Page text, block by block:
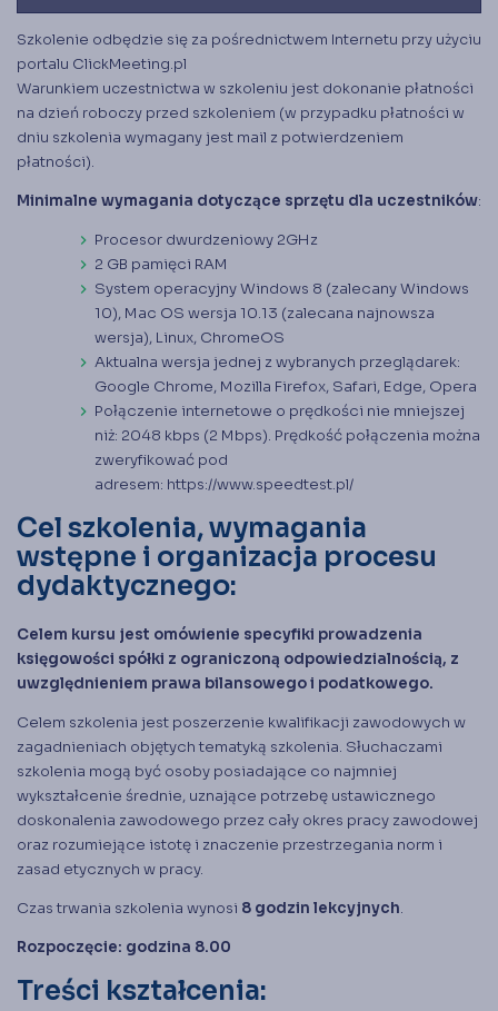
Szkolenie odbędzie się za pośrednictwem Internetu przy użyciu
portalu ClickMeeting.pl
Warunkiem uczestnictwa w szkoleniu jest dokonanie płatności
na dzień roboczy przed szkoleniem (w przypadku płatności w
dniu szkolenia wymagany jest mail z potwierdzeniem
płatności).
Minimalne wymagania dotyczące sprzętu dla uczestników:
Procesor dwurdzeniowy 2GHz
2 GB pamięci RAM
System operacyjny Windows 8 (zalecany Windows
10), Mac OS wersja 10.13 (zalecana najnowsza
wersja), Linux, ChromeOS
Aktualna wersja jednej z wybranych przeglądarek:
Google Chrome, Mozilla Firefox, Safari, Edge, Opera
Połączenie internetowe o prędkości nie mniejszej
niż: 2048 kbps (2 Mbps). Prędkość połączenia można
zweryfikować pod
adresem: https://www.speedtest.pl/
Cel szkolenia, wymagania
wstępne i organizacja procesu
dydaktycznego:
Celem kursu jest omówienie specyfiki prowadzenia
księgowości spółki z ograniczoną odpowiedzialnością, z
uwzględnieniem prawa bilansowego i podatkowego.
Celem szkolenia jest poszerzenie kwalifikacji zawodowych w
zagadnieniach objętych tematyką szkolenia. Słuchaczami
szkolenia mogą być osoby posiadające co najmniej
wykształcenie średnie, uznające potrzebę ustawicznego
doskonalenia zawodowego przez cały okres pracy zawodowej
oraz rozumiejące istotę i znaczenie przestrzegania norm i
zasad etycznych w pracy.
Czas trwania szkolenia wynosi 8 godzin lekcyjnych.
Rozpoczęcie: godzina 8.00
Treści kształcenia: